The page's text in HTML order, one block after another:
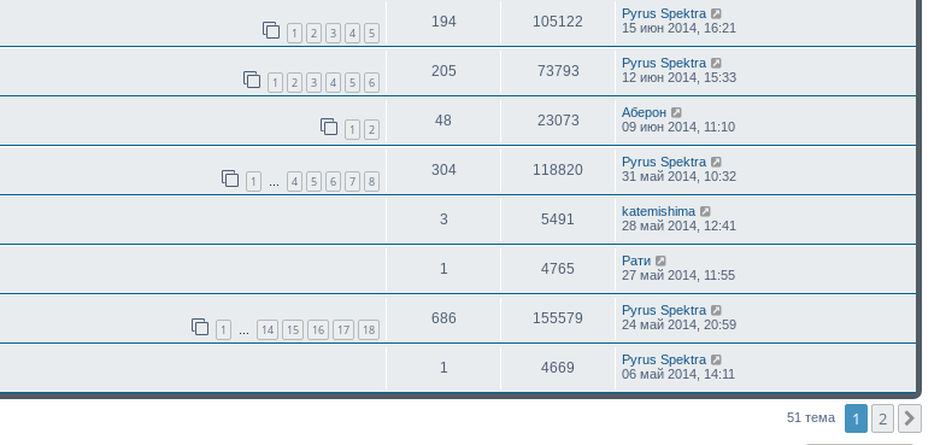
1 2 3 4 5
194 105122
Pyrus Spektra
15 июн 2014, 16:21
1 2 3 4 5 6
205 73793
Pyrus Spektra
12 июн 2014, 15:33
1 2
48 23073
Аберон
09 июн 2014, 11:10
1 … 4 5 6 7 8
304 118820
Pyrus Spektra
31 май 2014, 10:32
3 5491
katemishima
28 май 2014, 12:41
1 4765
Рати
27 май 2014, 11:55
1 … 14 15 16 17 18
686 155579
Pyrus Spektra
24 май 2014, 20:59
1 4669
Pyrus Spektra
06 май 2014, 14:11
51 тема 1 2